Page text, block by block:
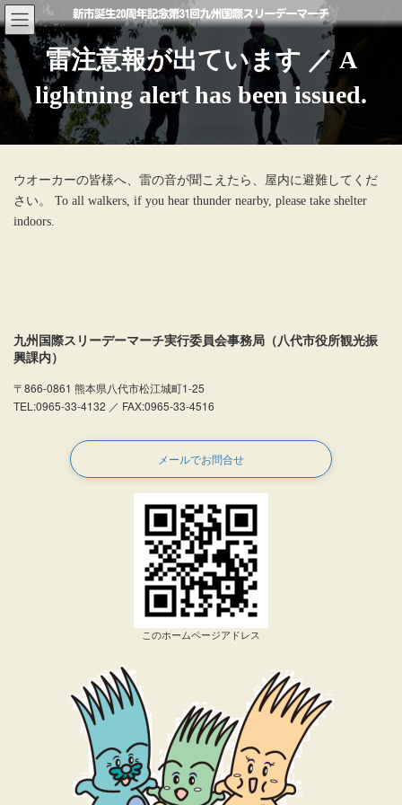
コ
ン
テ
ン
ツ
へ
キ
ナ
ビ
ゲ
ー
シ
ョ
に
雷注意報が出ています ／ A
lightning alert has been issued.
ウオーカーの皆様へ、雷の音が聞こえたら、屋内に避難してくだ
さい。 To all walkers, if you hear thunder nearby, please take shelter
indoors.
九州国際スリーデーマーチ実行委員会事務局（八代市役所観光振
興課内）
〒866-0861 熊本県八代市松江城町1-25
TEL:0965-33-4132 ／ FAX:0965-33-4516
メールでお問合せ
このホームページアドレス